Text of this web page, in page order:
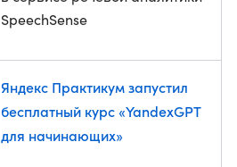
SpeechSense
Яндекс Практикум запустил
бесплатный курс «YandexGPT
для начинающих»